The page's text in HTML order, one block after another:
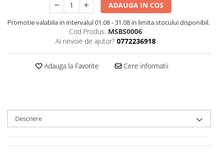
ADAUGA IN COS
Promotie valabila in intervalul 01.08 - 31.08 in limita stocului disponibil.
Cod Produs: MSBS0006
Ai nevoie de ajutor? 0772236918
Adauga la Favorite Cere informatii
Descriere